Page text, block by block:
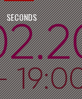
SECONDS